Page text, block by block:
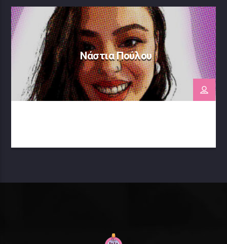
Νάστια Πούλου